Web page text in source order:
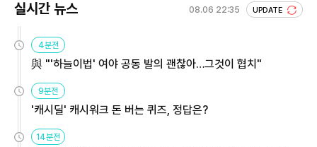
실시간 뉴스 08.06 22:35 UPDATE
4분전
與 "'하늘이법' 여야 공동 발의 괜찮아…그것이 협치"
9분전
'캐시딜' 캐시워크 돈 버는 퀴즈, 정답은?
14분전